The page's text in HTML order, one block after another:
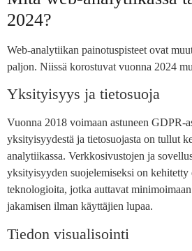
2024?
Web-analytiikan painotuspisteet ovat
paljon. Niissä korostuvat vuonna 2024
Yksityisyys ja tietosuoja
Vuonna 2018 voimaan astuneen GDPR-
yksityisyydestä ja tietosuojasta on tullut
analytiikassa. Verkkosivustojen ja
yksityisyyden suojelemiseksi on kehitetty
teknologioita, jotka auttavat
jakamisen ilman käyttäjien lupaa.
Tiedon visualisointi